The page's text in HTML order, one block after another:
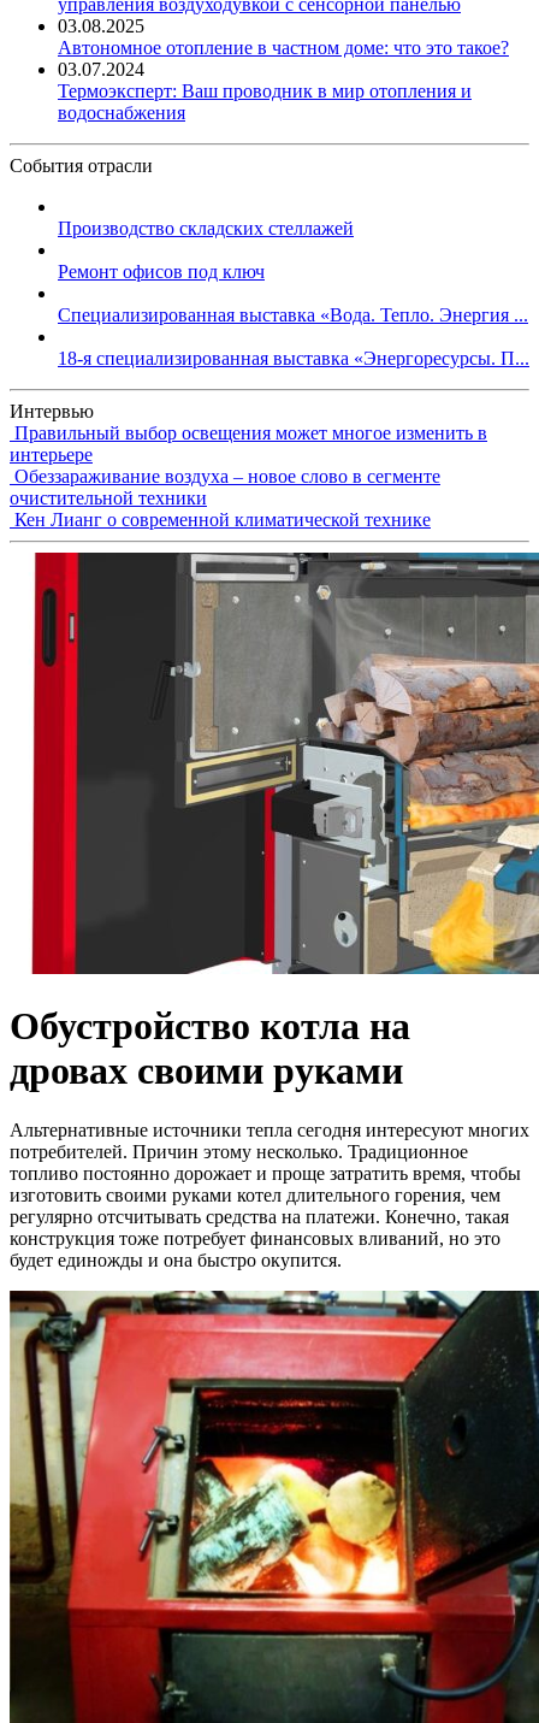
управления воздуходувкой с сенсорной панелью
03.08.2025
Автономное отопление в частном доме: что это такое?
03.07.2024
Термоэксперт: Ваш проводник в мир отопления и
водоснабжения
События отрасли
Производство складских стеллажей
Ремонт офисов под ключ
Специализированная выставка «Вода. Тепло. Энергия ...
18-я специализированная выставка «Энергоресурсы. П...
Интервью
Правильный выбор освещения может многое изменить в
интерьере
Обеззараживание воздуха – новое слово в сегменте
очистительной техники
Кен Лианг о современной климатической технике
Обустройство котла на
дровах своими руками
Альтернативные источники тепла сегодня интересуют многих
потребителей. Причин этому несколько. Традиционное
топливо постоянно дорожает и проще затратить время, чтобы
изготовить своими руками котел длительного горения, чем
регулярно отсчитывать средства на платежи. Конечно, такая
конструкция тоже потребует финансовых вливаний, но это
будет единожды и она быстро окупится.